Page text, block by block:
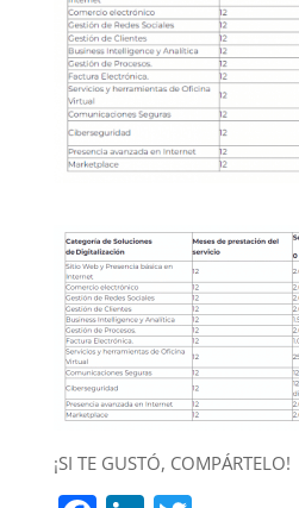
¡SI TE GUSTÓ, COMPÁRTELO!